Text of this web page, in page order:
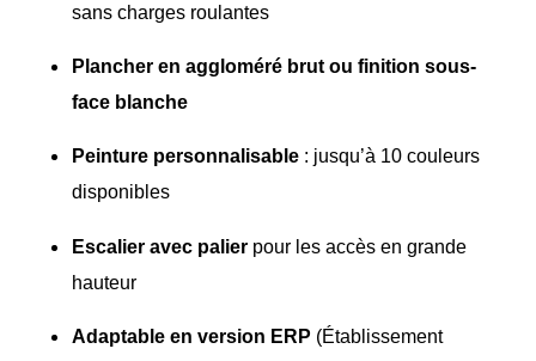
sans charges roulantes
Plancher en aggloméré brut ou finition sous-
face blanche
Peinture personnalisable : jusqu’à 10 couleurs
disponibles
Escalier avec palier pour les accès en grande
hauteur
Adaptable en version ERP (Établissement